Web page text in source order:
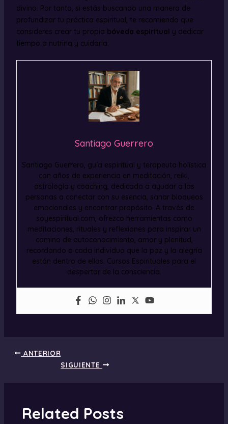
divino. Por tanto, si estás buscando una manera de
profundizar tu práctica espiritual, te recomiendo que
consideres crear tu propia bóveda espiritual y dedicar
tiempo a nutrirla y cuidarla.
Santiago Guerrero
Santiago Guerrero, guía espiritual y terapeuta holística
con años de experiencia en meditación, reiki,
astrología y coaching, dedicada a ayudar a las
personas a conectar con su esencia, sanar bloqueos
emocionales y encontrar propósito. A través de
soyespiritual.com, ofrezco herramientas como
meditaciones, rituales y reflexiones para inspirar un
camino de autoconocimiento, amor y plenitud,
recordando a cada individuo que la paz y la alegría
están dentro de ellos. Cursos Espirituales para el
despertar de la consciencia.
ANTERIOR
SIGUIENTE
Related Posts